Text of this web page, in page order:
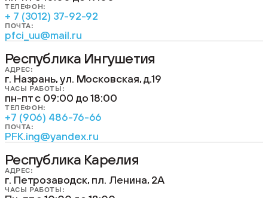
ТЕЛЕФОН:
+ 7 (3012) 37-92-92
ПОЧТА:
pfci_uu@mail.ru
Республика Ингушетия
АДРЕС:
г. Назрань, ул. Московская, д.19
ЧАСЫ РАБОТЫ:
пн-пт c 09:00 до 18:00
ТЕЛЕФОН:
+7 (906) 486-76-66
ПОЧТА:
PFK.ing@yandex.ru
Республика Карелия
АДРЕС:
г. Петрозаводск, пл. Ленина, 2А
ЧАСЫ РАБОТЫ: